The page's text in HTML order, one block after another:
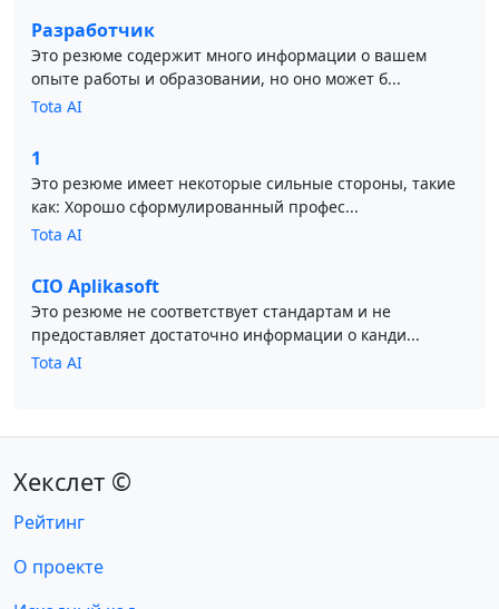
Разработчик
Это резюме содержит много информации о вашем
опыте работы и образовании, но оно может б...
Tota AI
1
Это резюме имеет некоторые сильные стороны, такие
как: Хорошо сформулированный профес...
Tota AI
CIO Aplikasoft
Это резюме не соответствует стандартам и не
предоставляет достаточно информации о канди...
Tota AI
Хекслет ©
Рейтинг
О проекте